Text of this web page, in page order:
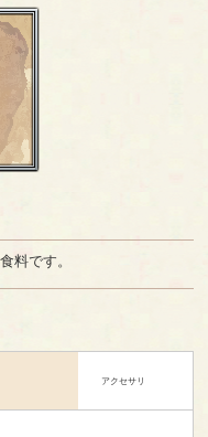
料です。
アクセサリ